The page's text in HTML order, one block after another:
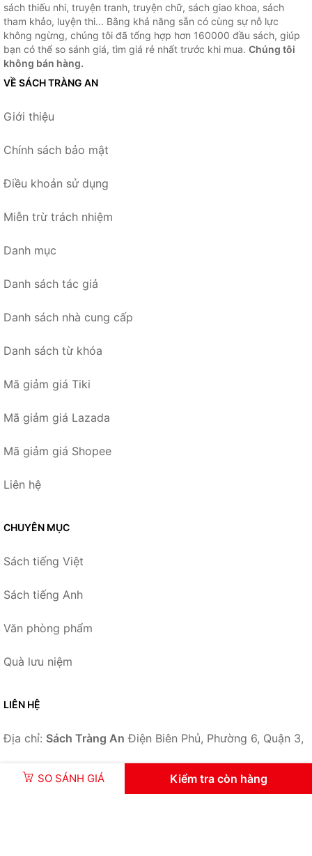
SO SÁNH GIÁ Kiểm tra còn hàng
sách thiếu nhi, truyện tranh, truyện chữ, sách giao khoa, sách
tham khảo, luyện thi... Bằng khả năng sẵn có cùng sự nỗ lực
không ngừng, chúng tôi đã tổng hợp hơn 160000 đầu sách, giúp
bạn có thể so sánh giá, tìm giá rẻ nhất trước khi mua. Chúng tôi
không bán hàng.
VỀ SÁCH TRÀNG AN
Giới thiệu
Chính sách bảo mật
Điều khoản sử dụng
Miễn trừ trách nhiệm
Danh mục
Danh sách tác giả
Danh sách nhà cung cấp
Danh sách từ khóa
Mã giảm giá Tiki
Mã giảm giá Lazada
Mã giảm giá Shopee
Liên hệ
CHUYÊN MỤC
Sách tiếng Việt
Sách tiếng Anh
Văn phòng phẩm
Quà lưu niệm
LIÊN HỆ
Địa chỉ: Sách Tràng An Điện Biên Phủ, Phường 6, Quận 3,
Tp.HCM